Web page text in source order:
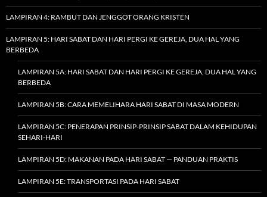
LAMPIRAN 4: RAMBUT DAN JENGGOT ORANG KRISTEN
LAMPIRAN 5: HARI SABAT DAN HARI PERGI KE GEREJA, DUA HAL YANG
BERBEDA
LAMPIRAN 5A: HARI SABAT DAN HARI PERGI KE GEREJA, DUA HAL YANG
BERBEDA
LAMPIRAN 5B: CARA MEMELIHARA HARI SABAT DI MASA MODERN
LAMPIRAN 5C: PENERAPAN PRINSIP-PRINSIP SABAT DALAM KEHIDUPAN
SEHARI-HARI
LAMPIRAN 5D: MAKANAN PADA HARI SABAT — PANDUAN PRAKTIS
LAMPIRAN 5E: TRANSPORTASI PADA HARI SABAT